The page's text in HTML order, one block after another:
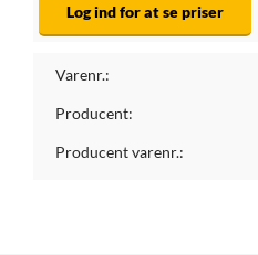
Log ind for at se priser
Varenr.:
Producent:
Producent varenr.: